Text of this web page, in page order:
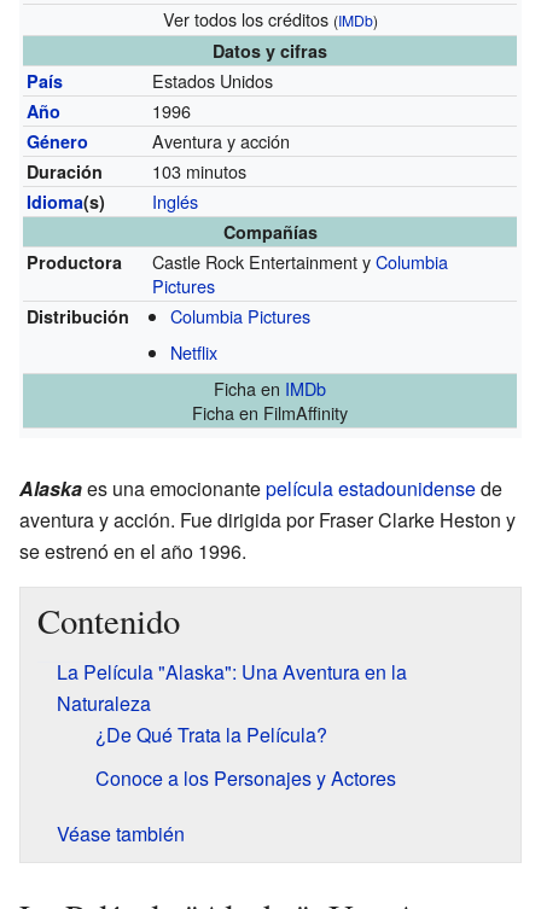
Ver todos los créditos (IMDb)
Datos y cifras
País
Estados Unidos
Año 1996
Género Aventura y acción
Duración 103 minutos
Idioma(s) Inglés
Compañías
Productora
Castle Rock Entertainment yColumbia
Pictures
Distribución
Columbia Pictures
Netflix
Ficha en IMDb
Ficha en FilmAffinity
Alaskaes una emocionantepelícula estadounidensede
aventura y acción. Fue dirigida por Fraser Clarke Heston y
se estrenó en el año 1996.
Contenido
La Película "Alaska": Una Aventura en la
Naturaleza
¿De Qué Trata la Película?
Conoce a los Personajes y Actores
Véase también